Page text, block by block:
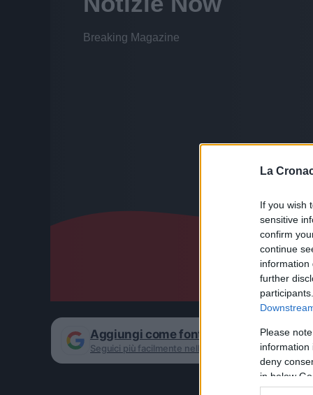
La
If you wish
sensitive
confirm
continue
information
further
Please
information
deny
in below
Aggiungi come fonte preferita su
Seguici più facilmente nelle notizie consigliate